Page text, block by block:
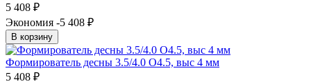
5 408 ₽
Экономия -5 408 ₽
В корзину
Формирователь десны 3.5/4.0 O4.5, выс 4 мм
5 408 ₽